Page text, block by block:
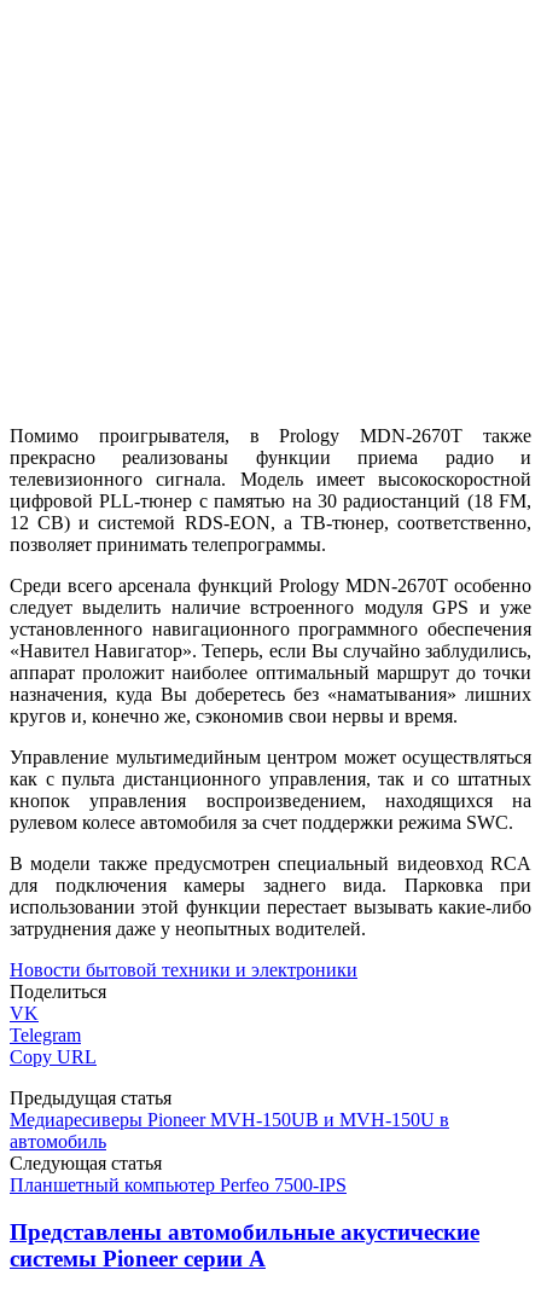
Помимо проигрывателя, в Prology MDN-2670T также
прекрасно реализованы функции приема радио и
телевизионного сигнала. Модель имеет высокоскоростной
цифровой PLL-тюнер с памятью на 30 радиостанций (18 FM,
12 СВ) и системой RDS-EON, а ТВ-тюнер, соответственно,
позволяет принимать телепрограммы.
Среди всего арсенала функций Prology MDN-2670T особенно
следует выделить наличие встроенного модуля GPS и уже
установленного навигационного программного обеспечения
«Навител Навигатор». Теперь, если Вы случайно заблудились,
аппарат проложит наиболее оптимальный маршрут до точки
назначения, куда Вы доберетесь без «наматывания» лишних
кругов и, конечно же, сэкономив свои нервы и время.
Управление мультимедийным центром может осуществляться
как с пульта дистанционного управления, так и со штатных
кнопок управления воспроизведением, находящихся на
рулевом колесе автомобиля за счет поддержки режима SWC.
В модели также предусмотрен специальный видеовход RCA
для подключения камеры заднего вида. Парковка при
использовании этой функции перестает вызывать какие-либо
затруднения даже у неопытных водителей.
Новости бытовой техники и электроники
Поделиться
VK
Telegram
Copy URL
Предыдущая статья
Медиаресиверы Pioneer MVH-150UB и MVH-150U в
автомобиль
Следующая статья
Планшетный компьютер Perfeo 7500-IPS
Представлены автомобильные акустические
системы Pioneer серии A